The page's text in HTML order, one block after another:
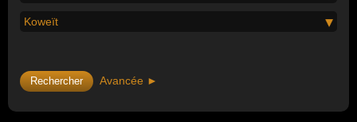
Koweït
Avancée ►